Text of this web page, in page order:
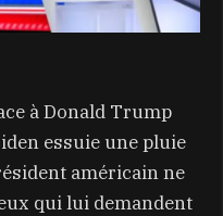
à Donald Trump
essuie une pluie
américain ne
qui lui demandent